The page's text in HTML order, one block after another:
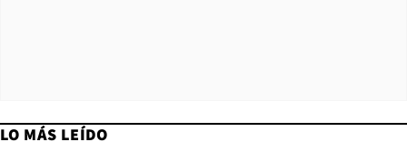
LO MÁS LEÍDO